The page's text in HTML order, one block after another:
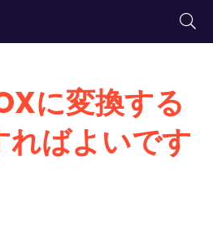
に変換する
ればよいです